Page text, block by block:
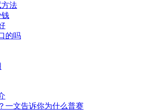
方法
钱
的吗
一文告诉你为什么普赛